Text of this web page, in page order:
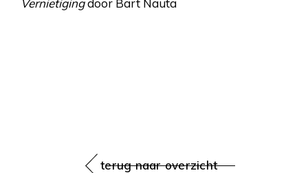
Vernietigingdoor Bart Nauta
terug naar overzicht